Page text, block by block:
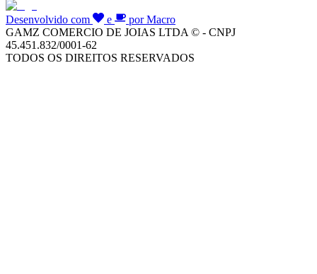
Desenvolvido com e
por Macro
GAMZ COMERCIO DE JOIAS LTDA © - CNPJ
45.451.832/0001-62
TODOS OS DIREITOS RESERVADOS